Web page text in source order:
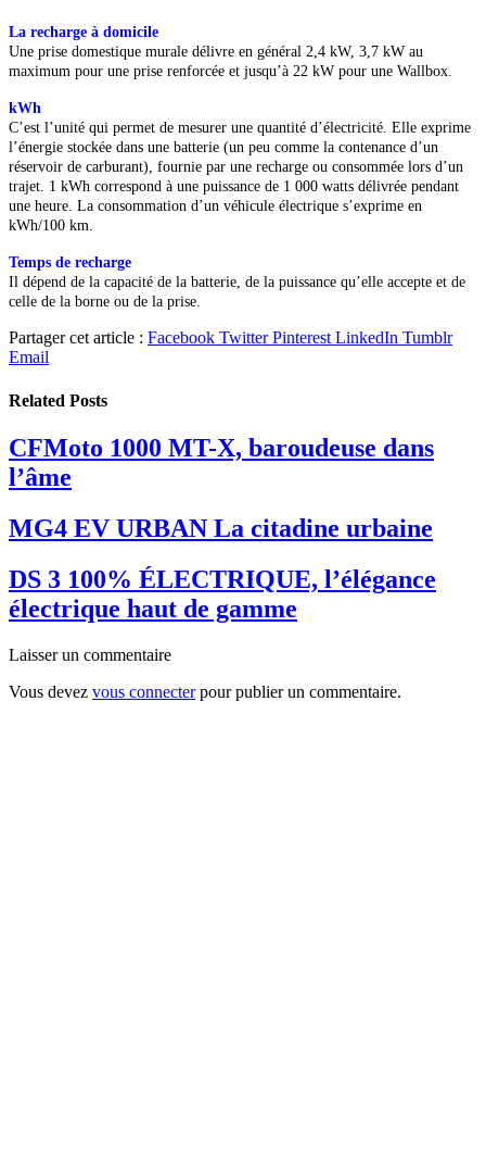
La recharge à domicile
Une prise domestique murale délivre en général 2,4 kW, 3,7 kW au
maximum pour une prise renforcée et jusqu’à 22 kW pour une Wallbox.
kWh
C’est l’unité qui permet de mesurer une quantité d’électricité. Elle exprime
l’énergie stockée dans une batterie (un peu comme la contenance d’un
réservoir de carburant), fournie par une recharge ou consommée lors d’un
trajet. 1 kWh correspond à une puissance de 1 000 watts délivrée pendant
une heure. La consommation d’un véhicule électrique s’exprime en
kWh/100 km.
Temps de recharge
Il dépend de la capacité de la batterie, de la puissance qu’elle accepte et de
celle de la borne ou de la prise.
Partager cet article : Facebook Twitter Pinterest LinkedIn Tumblr
Email
Related Posts
CFMoto 1000 MT-X, baroudeuse dans
l’âme
MG4 EV URBAN La citadine urbaine
DS 3 100% ÉLECTRIQUE, l’élégance
électrique haut de gamme
Laisser un commentaire
Vous devez vous connecterpour publier un commentaire.